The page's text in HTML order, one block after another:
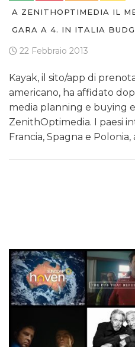
A ZENITHOPTIMEDIA IL
GARA A 4. IN ITALIA
22 Febbraio 2013
Kayak, il sito/app di
americano, ha affidato
media planning e buying
ZenithOptimedia. I paesi
Francia, Spagna e